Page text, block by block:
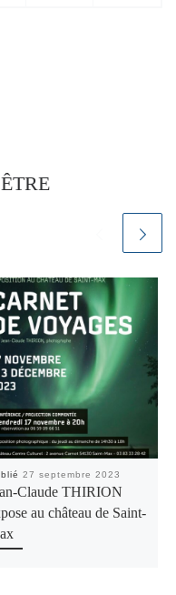
27 septembre 2023
Claude THIRION
au château de Saint-